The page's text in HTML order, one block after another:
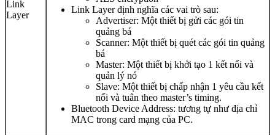
Link
Layer
Link Layer định nghĩa các vai trò sau:
Advertiser: Một thiết bị gửi các gói tin
quảng bá
Scanner: Một thiết bị quét các gói tin quảng
bá
Master: Một thiết bị khởi tạo 1 kết nối và
quản lý nó
Slave: Một thiết bị chấp nhận 1 yêu cầu kết
nối và tuân theo master’s timing.
Bluetooth Device Address: tương tự như địa chỉ
MAC trong card mạng của PC.